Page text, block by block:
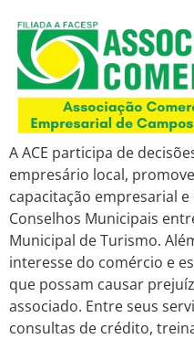
A ACE participa de
empresário local,
capacitação empresarial
Conselhos Municipais
Municipal de Turismo.
interesse do comércio e
que possam causar
associado. Entre seus
consultas de crédito,